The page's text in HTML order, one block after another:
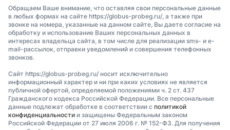
Обращаем Ваше внимание, что оставляя свои персональные данные
в любых формах на сайте https://globus-probeg.ru/, а также при
звонке на номера, указанные на данном сайте, Вы даете согласие на
обработку и использование Ваших персональных данных в
интересах владельца сайта, в том числе для реализации sms- и e-
mail-рассылок, отправки уведомлений и совершения телефонных
звонков.
Сайт https://globus-probeg.ru/ носит исключительно
информационный характер и ни при каких условиях не является
публичной офертой, определяемой положениями ч. 2 ст. 437
Гражданского кодекса Российской Федерации. Все персональные
данные подлежат обработке в соответствии с политикой
конфиденциальности и защищены Федеральным законом
Российской Федерации от 27 июля 2006 г. № 152-ФЗ. Для получения